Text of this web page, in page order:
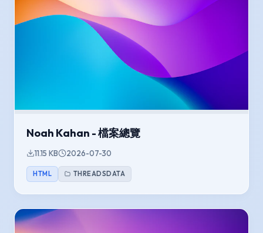
Noah Kahan - 檔案總覽
11.15 KB 2026-07-30
HTML THREADSDATA